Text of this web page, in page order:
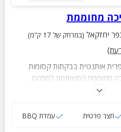
יחזקאל (במרחק של 17 ק"מ)
אותנטית בבקתות קסומות
מחוממת המשותפת למתחם.
לבצע טיפולי מים, פעילות מים
חצר פרטית עמדת BBQ